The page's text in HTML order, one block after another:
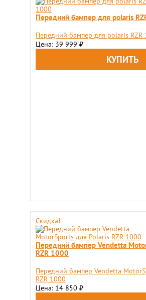
Передний бампер для polaris
Передний бампер для polaris RZR
Цена: 39 999 ₽
Скидка!
Передний бампер Vendetta
RZR 1000
Передний бампер Vendetta
RZR 1000
Цена: 14 850 ₽